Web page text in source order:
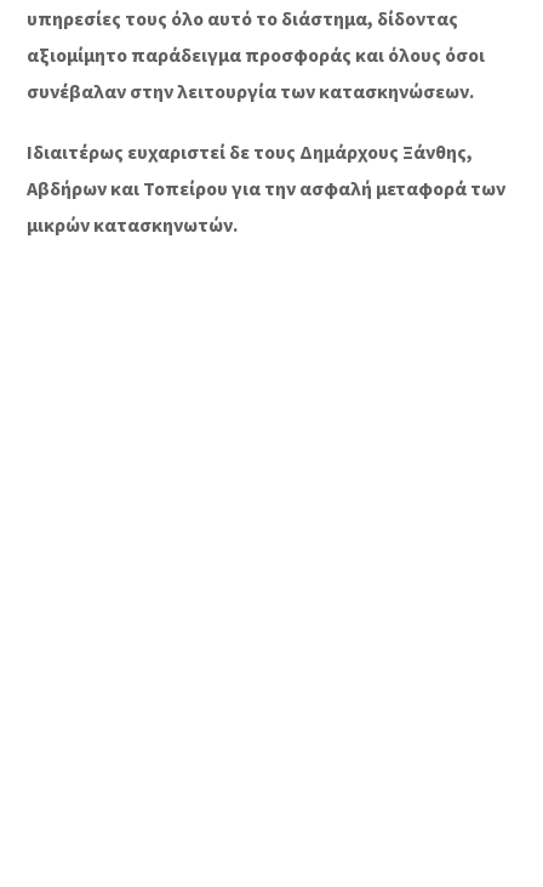
υπηρεσίες τους όλο αυτό το διάστημα, δίδοντας
αξιομίμητο παράδειγμα προσφοράς και όλους όσοι
συνέβαλαν στην λειτουργία των κατασκηνώσεων.
Ιδιαιτέρως ευχαριστεί δε τους Δημάρχους Ξάνθης,
Αβδήρων και Τοπείρου για την ασφαλή μεταφορά των
μικρών κατασκηνωτών.